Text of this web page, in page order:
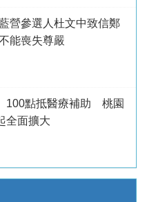
營參選人杜文中致信鄭
能喪失尊嚴
100點抵醫療補助 桃園
全面擴大